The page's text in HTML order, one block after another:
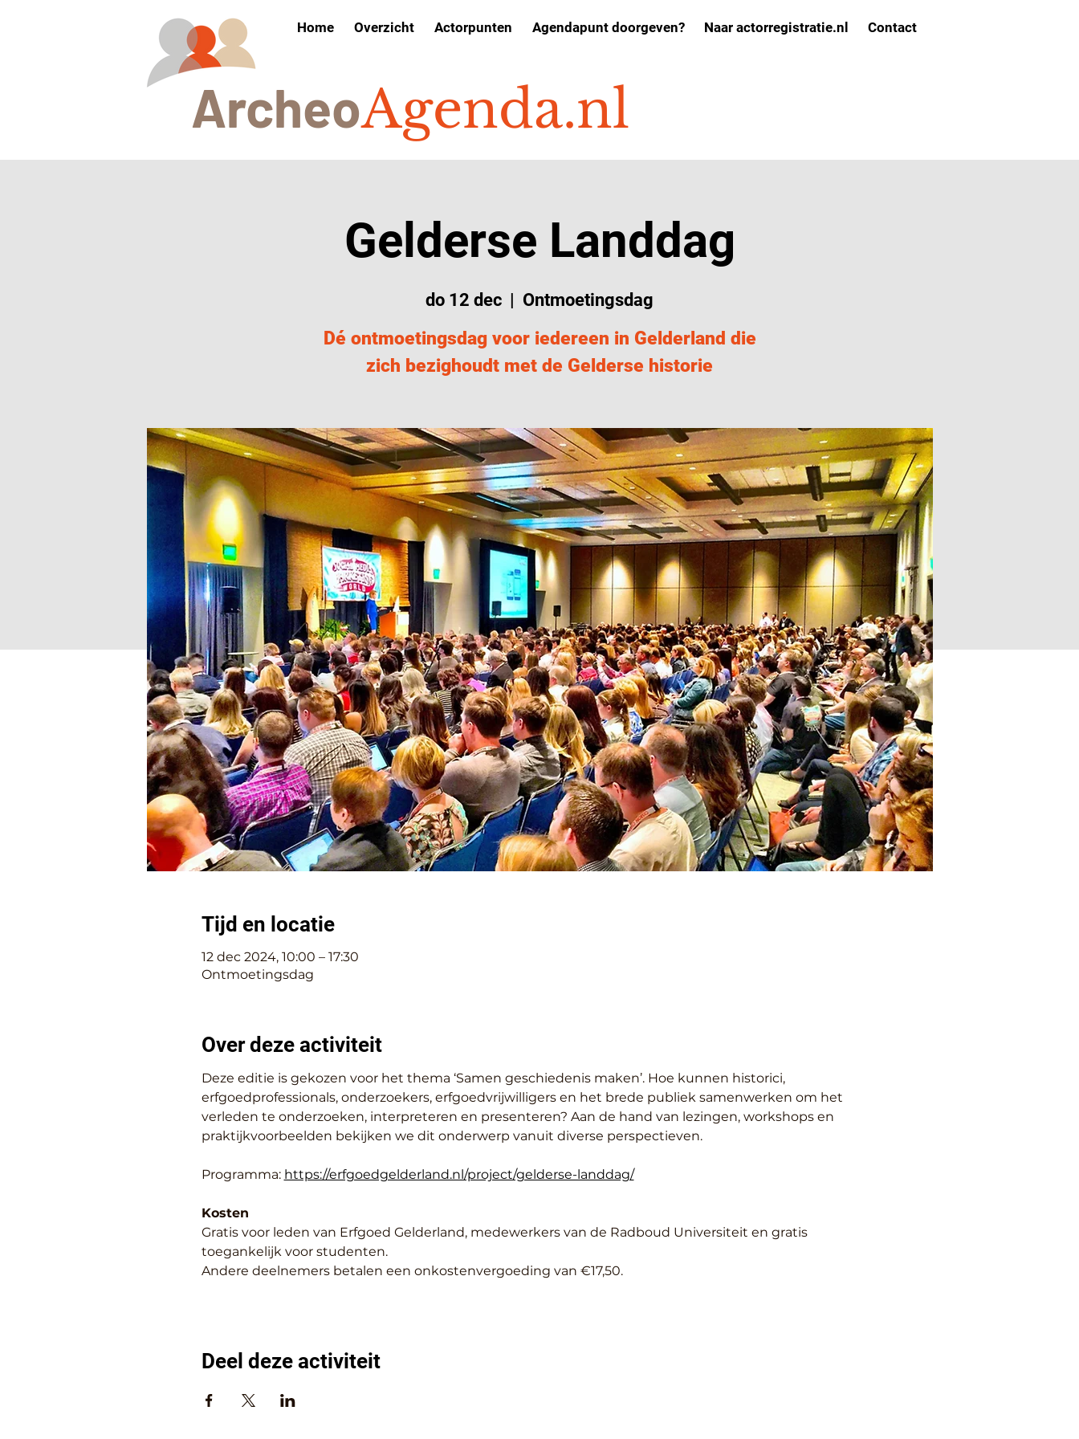
Home Overzicht Actorpunten Agendapunt doorgeven? Naar actorregistratie.nl Contact
ArcheoAgenda.nl
Gelderse Landdag
do 12 dec
  |
Ontmoetingsdag
Dé ontmoetingsdag voor iedereen in Gelderland die
zich bezighoudt met de Gelderse historie
Tijd en locatie
12 dec 2024, 10:00 – 17:30
Ontmoetingsdag
Over deze activiteit
Deze editie is gekozen voor het thema ‘Samen geschiedenis maken’. Hoe kunnen historici,
erfgoedprofessionals, onderzoekers, erfgoedvrijwilligers en het brede publiek samenwerken om het
verleden te onderzoeken, interpreteren en presenteren? Aan de hand van lezingen, workshops en
praktijkvoorbeelden bekijken we dit onderwerp vanuit diverse perspectieven.
Programma: https://erfgoedgelderland.nl/project/gelderse-landdag/
Kosten
Gratis voor leden van Erfgoed Gelderland, medewerkers van de Radboud Universiteit en gratis
toegankelijk voor studenten.
Andere deelnemers betalen een onkostenvergoeding van €17,50.
Deel deze activiteit